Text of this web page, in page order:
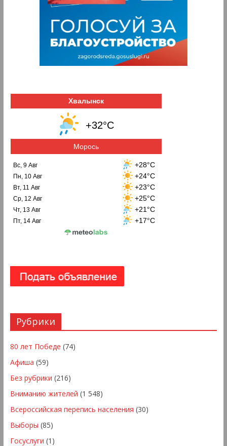
Хвалынск
+32°C
Морось
Вс, 9 Авг +28°C
Пн, 10 Авг +24°C
Вт, 11 Авг +23°C
Ср, 12 Авг +25°C
Чт, 13 Авг +21°C
Пт, 14 Авг +17°C
Рубрики
80 лет Победе (74)
Афиша (59)
Без рубрики (216)
Вниманию жителей (1 548)
Всероссийская перепись населения (30)
Выборы (85)
Госуслуги (1)